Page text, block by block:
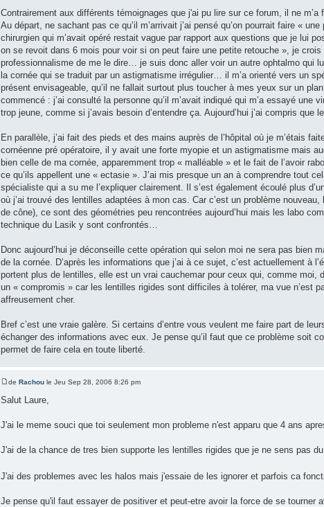
Contrairement aux différents témoignages que j'ai pu lire sur ce forum, il ne
Au départ, ne sachant pas ce qu’il m’arrivait j’ai pensé qu’on pourrait faire «
chirurgien qui m’avait opéré restait vague par rapport aux questions que je lui
on se revoit dans 6 mois pour voir si on peut faire une petite retouche », je
professionnalisme de me le dire… je suis donc aller voir un autre ophtalmo qui
la cornée qui se traduit par un astigmatisme irrégulier… il m’a orienté vers un
présent envisageable, qu’il ne fallait surtout plus toucher à mes yeux sur un
commencé : j’ai consulté la personne qu’il m’avait indiqué qui m’a essayé
trop jeune, comme si j’avais besoin d’entendre ça. Aujourd’hui j’ai compris que
En parallèle, j’ai fait des pieds et des mains auprès de l’hôpital où je m’étais
cornéenne pré opératoire, il y avait une forte myopie et un astigmatisme mais
bien celle de ma cornée, apparemment trop « malléable » et le fait de l’avoir
ce qu’ils appellent une « ectasie ». J’ai mis presque un an à comprendre tout
spécialiste qui a su me l’expliquer clairement. Il s’est également écoulé plus
où j’ai trouvé des lentilles adaptées à mon cas. Car c’est un problème
de cône), ce sont des géométries peu rencontrées aujourd’hui mais les labo
technique du Lasik y sont confrontés…
Donc aujourd’hui je déconseille cette opération qui selon moi ne sera pas bien
de la cornée. D’après les informations que j’ai à ce sujet, c’est actuellement
portent plus de lentilles, elle est un vrai cauchemar pour ceux qui, comme moi,
un « compromis » car les lentilles rigides sont difficiles à tolérer, ma vue n’est
affreusement cher.
Bref c’est une vraie galère. Si certains d’entre vous veulent me faire part de
échanger des informations avec eux. Je pense qu’il faut que ce problème soit
permet de faire cela en toute liberté.
deRachou le Jeu Sep 28, 2006 8:26 pm
Salut Laure,
J'ai le meme souci que toi seulement mon probleme n'est apparu que 4 ans
J'ai de la chance de tres bien supporte les lentilles rigides que je ne sens pas
J'ai des problemes avec les halos mais j'essaie de les ignorer et parfois ca
Je pense qu'il faut essayer de positiver et peut-etre avoir la force de se